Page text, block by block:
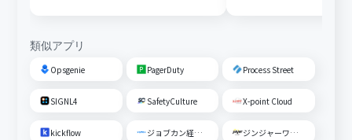
類似アプリ
Opsgenie PagerDuty Process Street
SIGNL4 SafetyCulture X-point Cloud
kickflow ジョブカン経費精算・ワークフロー ジンジャーワークフロー